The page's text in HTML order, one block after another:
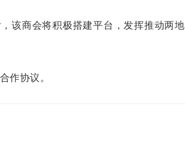
该商会将积极搭建平台，发挥推动两地
作协议。